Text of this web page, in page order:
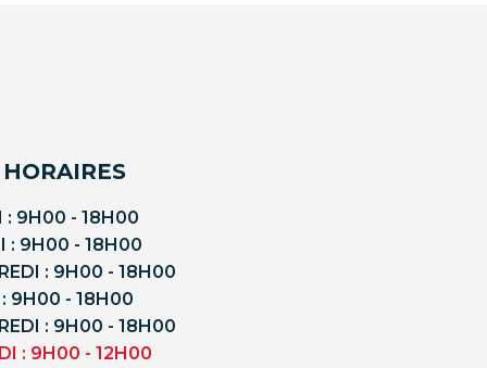
: 9H00 - 18H00
: 9H00 - 18H00
: 9H00 - 18H00
: 9H00 - 18H00
: 9H00 - 18H00
: 9H00 - 12H00